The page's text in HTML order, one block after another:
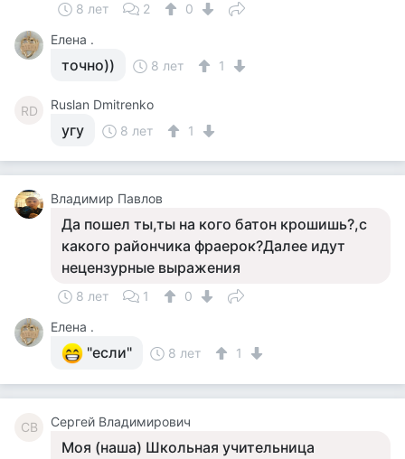
8 лет 2
0
Елена .
точно)) 8 лет 1
RD Ruslan Dmitrenko
угу 8 лет 1
Владимир Павлов
Да пошел ты,ты на кого батон крошишь?,с
какого райончика фраерок?Далее идут
нецензурные выражения
8 лет 1
0
Елена .
"если" 8 лет 1
СВ Сергей Владимирович
Моя (наша) Школьная учительница